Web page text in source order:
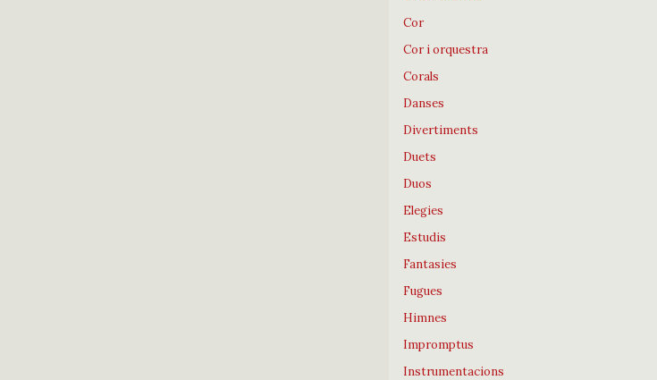
Cor
Cor i orquestra
Corals
Danses
Divertiments
Duets
Duos
Elegies
Estudis
Fantasies
Fugues
Himnes
Impromptus
Instrumentacions